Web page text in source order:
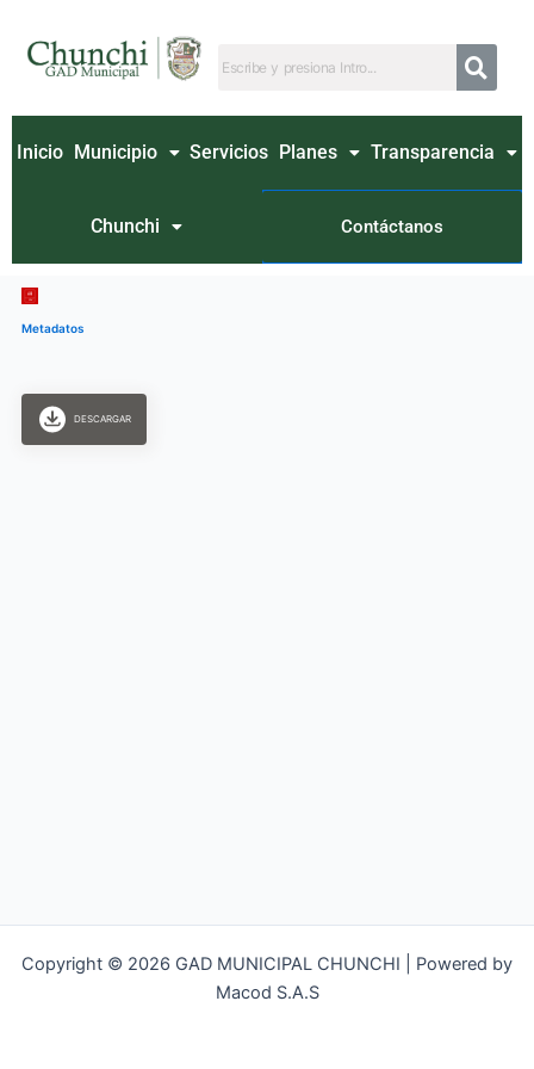
contenido
Inicio Municipio Servicios Planes Transparencia
Chunchi Contáctanos
Metadatos
DESCARGAR
Copyright © 2026 GAD MUNICIPAL CHUNCHI | Powered by
Macod S.A.S